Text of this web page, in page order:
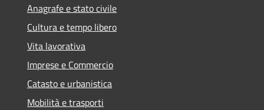
Anagrafe e stato civile
Cultura e tempo libero
Vita lavorativa
Imprese e Commercio
Catasto e urbanistica
Mobilità e trasporti